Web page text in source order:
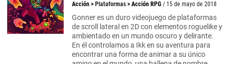
Acción > Plataformas > Acción RPG / 15 de mayo de 2018
Gonner es un duro videojuego de plataformas
de scroll lateral en 2D con elementos roguelike y
ambientado en un mundo oscuro y delirante.
En él controlamos a Ikk en su aventura para
encontrar una forma de animar a su único